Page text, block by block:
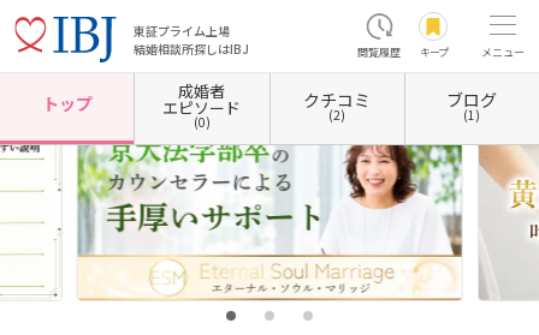
東証プライム上場
結婚相談所探しはIBJ
閲覧履歴 キープ メニュー
ホーム 東京都の結婚相談所 東京都江戸川区 Eternal Soul Marriage
トップ
成婚者
エピソード
(0)
クチコミ
(2)
ブログ
(1)